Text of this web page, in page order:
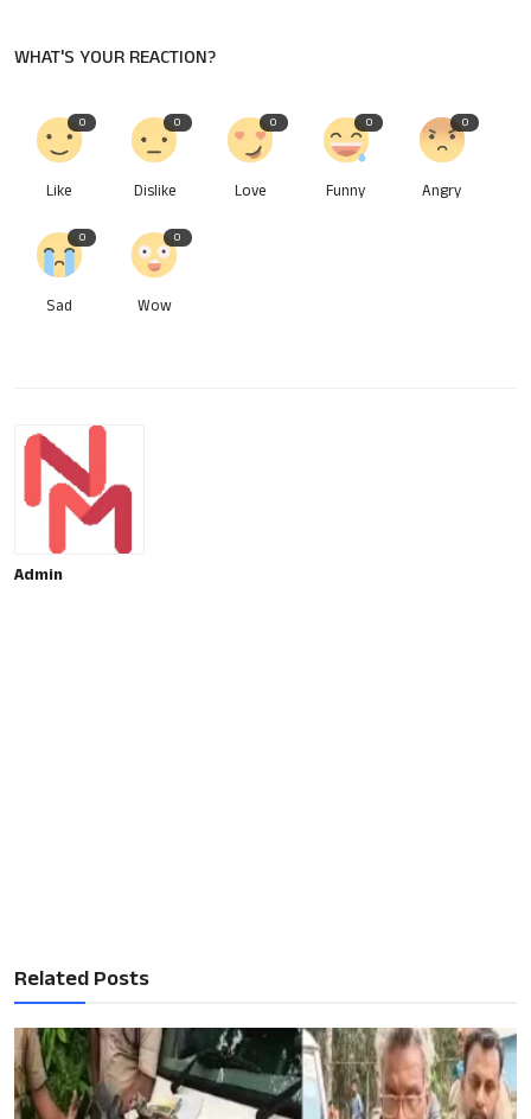
WHAT'S YOUR REACTION?
0
Like
0
Dislike
0
Love
0
Funny
0
Angry
0
Sad
0
Wow
Admin
Related Posts